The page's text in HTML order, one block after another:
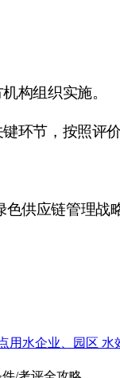
构组织实施。
环节，按照评
供应链管理
用水企业、园区